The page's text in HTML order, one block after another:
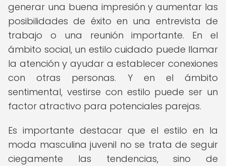
generar una buena impresión y aumentar las
posibilidades de éxito en una entrevista de
trabajo o una reunión importante. En el
ámbito social, un estilo cuidado puede llamar
la atención y ayudar a establecer conexiones
con otras personas. Y en el ámbito
sentimental, vestirse con estilo puede ser un
factor atractivo para potenciales parejas.
Es importante destacar que el estilo en la
moda masculina juvenil no se trata de seguir
ciegamente las tendencias, sino de